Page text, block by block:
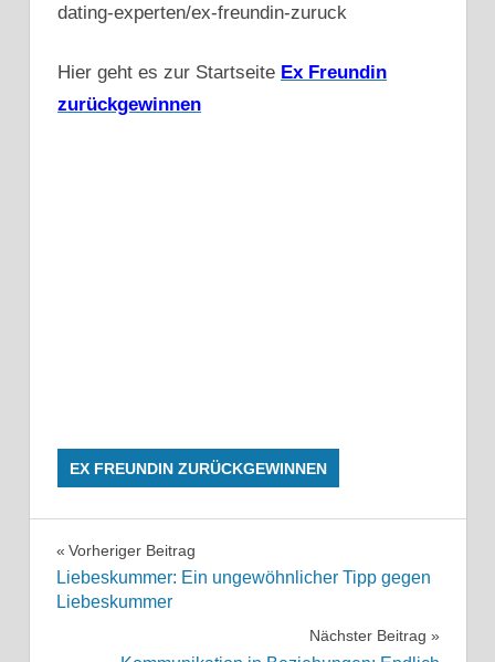
dating-experten/ex-freundin-zuruck
Hier geht es zur Startseite Ex Freundin
zurückgewinnen
EX FREUNDIN ZURÜCKGEWINNEN
DATING
PSYCHOLOGIE
ESTEFANO
D'ELANO
Beitragsnavigation
Vorheriger Beitrag
Liebeskummer: Ein ungewöhnlicher Tipp gegen
Liebeskummer
Nächster Beitrag